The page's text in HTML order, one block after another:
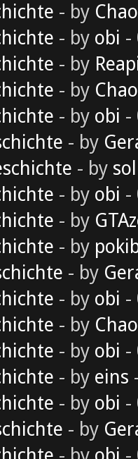
- by
- by obi -
- by
- by
- by obi -
- by
- by
- by obi -
- by
- by
- by
- by obi -
- by
- by obi -
- by eins
- by obi -
- by